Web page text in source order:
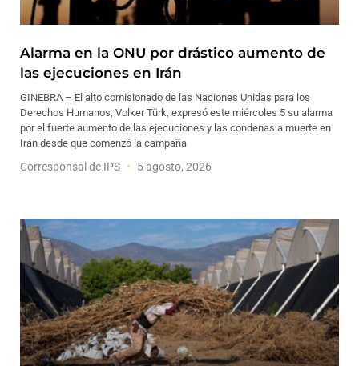
Alarma en la ONU por drástico aumento de
las ejecuciones en Irán
GINEBRA – El alto comisionado de las Naciones Unidas para los
Derechos Humanos, Volker Türk, expresó este miércoles 5 su alarma
por el fuerte aumento de las ejecuciones y las condenas a muerte en
Irán desde que comenzó la campaña
Corresponsal de IPS 5 agosto, 2026